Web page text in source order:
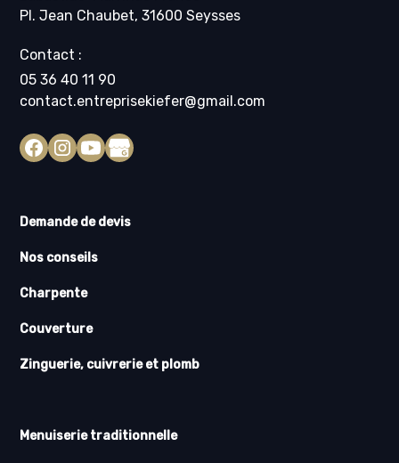
Pl. Jean Chaubet, 31600 Seysses
Contact :
05 36 40 11 90
contact.entreprisekiefer@gmail.com
Demande de devis
Nos conseils
Charpente
Couverture
Zinguerie, cuivrerie et plomb
Menuiserie traditionnelle